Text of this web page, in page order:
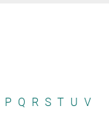
P Q R S T U V